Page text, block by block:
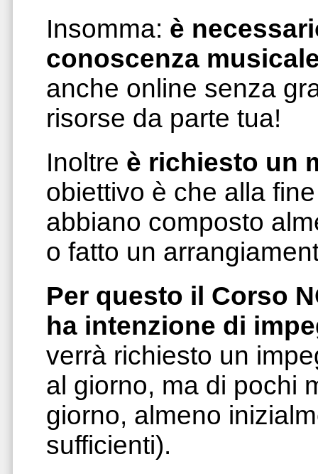
Insomma: è
conoscenza
anche online senza
risorse da parte tua!
Inoltre è richiesto un
obiettivo è che alla
abbiano composto
o fatto un
Per questo il Corso
ha intenzione di
verrà richiesto un
al giorno, ma di pochi
giorno, almeno
sufficienti).